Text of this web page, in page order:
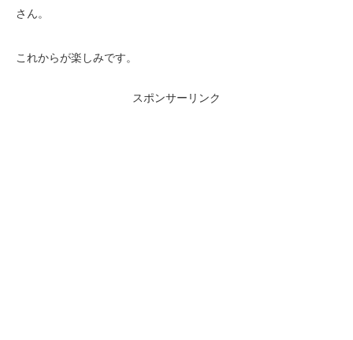
さん。
これからが楽しみです。
スポンサーリンク